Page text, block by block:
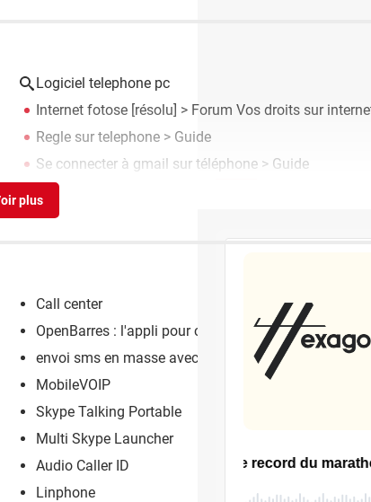
Logiciel telephone pc
Internet fotose [résolu] > Forum Vos droits sur
Regle sur telephone > Guide
Se connecter à gmail sur téléphone > Guide
Call center
OpenBarres : l'appli pour connaître le DAS d'un
envoi sms en masse avec modem
MobileVOIP
Skype Talking Portable
Multi Skype Launcher
Audio Caller ID
Linphone